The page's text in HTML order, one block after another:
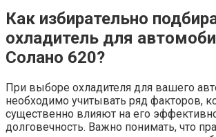
Как избирательно
охладитель для
Солано 620?
При выборе охладителя для вашего
необходимо учитывать ряд факторов,
существенно влияют на его
долговечность. Важно понимать, что